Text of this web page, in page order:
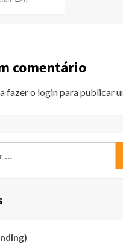
comentário
fazer o loginpara publicar